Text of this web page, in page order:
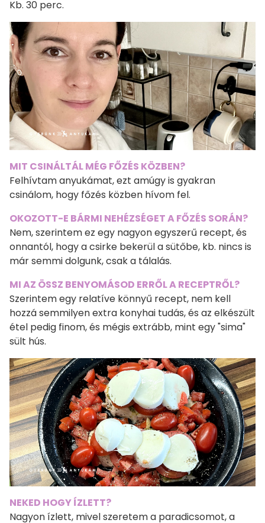
Kb. 30 perc.
MIT CSINÁLTÁL MÉG FŐZÉS KÖZBEN?
Felhívtam anyukámat, ezt amúgy is gyakran
csinálom, hogy főzés közben hívom fel.
OKOZOTT-E BÁRMI NEHÉZSÉGET A FŐZÉS SORÁN?
Nem, szerintem ez egy nagyon egyszerű recept, és
onnantól, hogy a csirke bekerül a sütőbe, kb. nincs is
már semmi dolgunk, csak a tálalás.
MI AZ ÖSSZ BENYOMÁSOD ERRŐL A RECEPTRŐL?
Szerintem egy relatíve könnyű recept, nem kell
hozzá semmilyen extra konyhai tudás, és az elkészült
étel pedig finom, és mégis extrább, mint egy "sima"
sült hús.
NEKED HOGY ÍZLETT?
Nagyon ízlett, mivel szeretem a paradicsomot, a